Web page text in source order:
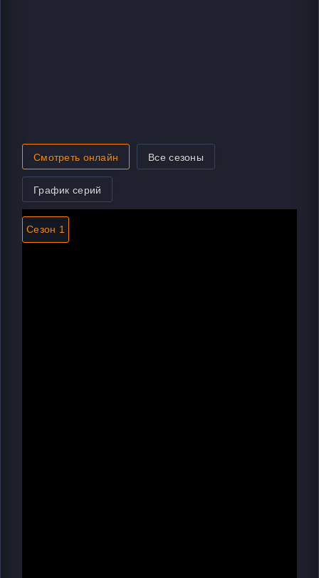
Смотреть онлайн Все сезоны
График серий
Сезон 1